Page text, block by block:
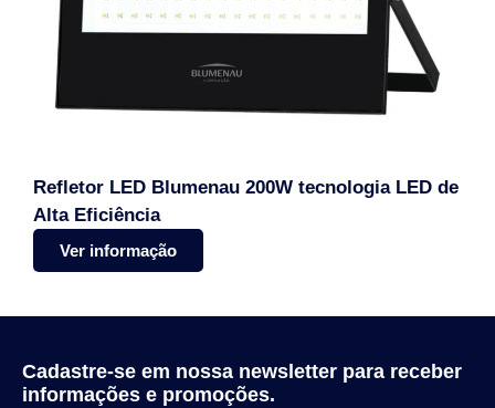
Refletor LED Blumenau 200W tecnologia LED de
Alta Eficiência
Ver informação
Cadastre-se em nossa newsletter para receber
informações e promoções.